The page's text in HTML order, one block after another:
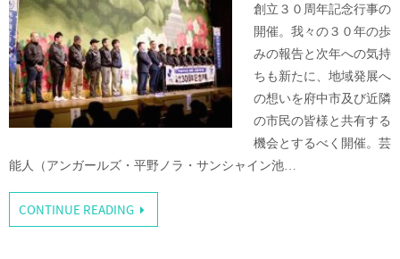
創立３０周年記念行事の
開催。我々の３０年の歩
みの報告と次年への気持
ちも新たに、地域発展へ
の想いを府中市及び近隣
の市民の皆様と共有する
機会とするべく開催。芸
能人（アンガールズ・平野ノラ・サンシャイン池…
CONTINUE READING